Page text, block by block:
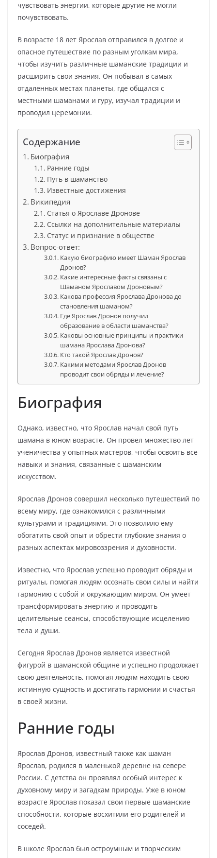
чувствовать энергии, которые другие не могли
почувствовать.
В возрасте 18 лет Ярослав отправился в долгое и
опасное путешествие по разным уголкам мира,
чтобы изучить различные шаманские традиции и
расширить свои знания. Он побывал в самых
отдаленных местах планеты, где общался с
местными шаманами и гуру, изучал традиции и
проводил церемонии.
Содержание
Биография
Ранние годы
Путь в шаманство
Известные достижения
Википедия
Статья о Ярославе Дронове
Ссылки на дополнительные материалы
Статус и признание в обществе
Вопрос-ответ:
Какую биографию имеет Шаман Ярослав
Дронов?
Какие интересные факты связаны с
Шаманом Ярославом Дроновым?
Какова профессия Ярослава Дронова до
становления шаманом?
Где Ярослав Дронов получил
образование в области шаманства?
Каковы основные принципы и практики
шамана Ярослава Дронова?
Кто такой Ярослав Дронов?
Какими методами Ярослав Дронов
проводит свои обряды и лечение?
Биография
Однако, известно, что Ярослав начал свой путь
шамана в юном возрасте. Он провел множество лет
ученичества у опытных мастеров, чтобы освоить все
навыки и знания, связанные с шаманским
искусством.
Ярослав Дронов совершил несколько путешествий по
всему миру, где ознакомился с различными
культурами и традициями. Это позволило ему
обогатить свой опыт и обрести глубокие знания о
разных аспектах мировоззрения и духовности.
Известно, что Ярослав успешно проводит обряды и
ритуалы, помогая людям осознать свои силы и найти
гармонию с собой и окружающим миром. Он умеет
трансформировать энергию и проводить
целительные сеансы, способствующие исцелению
тела и души.
Сегодня Ярослав Дронов является известной
фигурой в шаманской общине и успешно продолжает
свою деятельность, помогая людям находить свою
истинную сущность и достигать гармонии и счастья
в своей жизни.
Ранние годы
Ярослав Дронов, известный также как шаман
Ярослав, родился в маленькой деревне на севере
России. С детства он проявлял особый интерес к
духовному миру и загадкам природы. Уже в юном
возрасте Ярослав показал свои первые шаманские
способности, которые восхитили его родителей и
соседей.
В школе Ярослав был остроумным и творческим